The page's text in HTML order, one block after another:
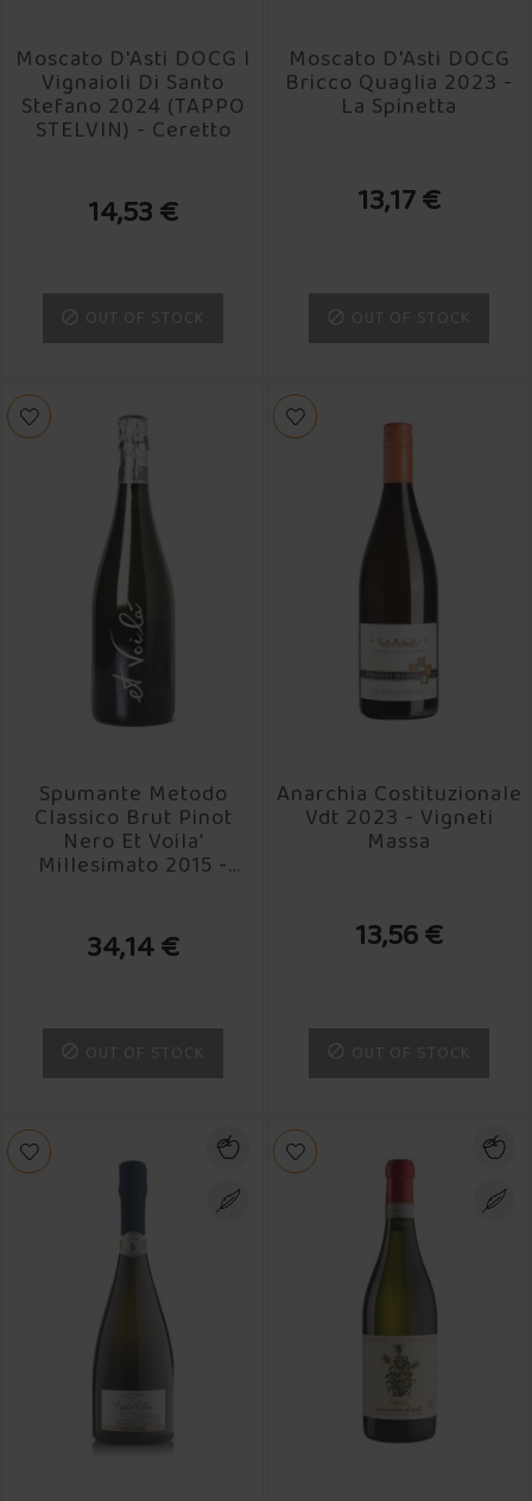
Moscato D'Asti DOCG I
Vignaioli Di Santo
Stefano 2024 (TAPPO
STELVIN) - Ceretto
14,53 €
 OUT OF STOCK
Moscato D'Asti DOCG
Bricco Quaglia 2023 -
La Spinetta
13,17 €
 OUT OF STOCK
Spumante Metodo
Classico Brut Pinot
Nero Et Voila’
Millesimato 2015 -
34,14 €
 OUT OF STOCK
Anarchia Costituzionale
Vdt 2023 - Vigneti
Massa
13,56 €
 OUT OF STOCK